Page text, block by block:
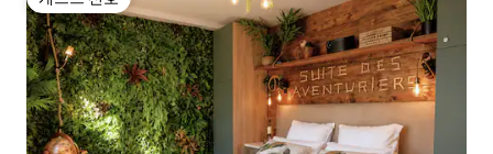
게스트 선호